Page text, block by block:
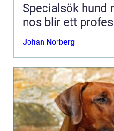
Specialsök hund när hundens
nos blir ett
Johan Norberg